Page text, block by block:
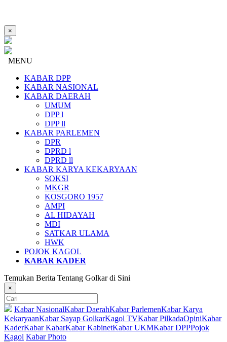
×
MENU
KABAR DPP
KABAR NASIONAL
KABAR DAERAH
UMUM
DPP l
DPP ll
KABAR PARLEMEN
DPR
DPRD l
DPRD ll
KABAR KARYA KEKARYAAN
SOKSI
MKGR
KOSGORO 1957
AMPI
AL HIDAYAH
MDI
SATKAR ULAMA
HWK
POJOK KAGOL
KABAR KADER
Temukan Berita Tentang Golkar di Sini
×
Kabar NasionalKabar DaerahKabar ParlemenKabar Karya
KekaryaanKabar Sayap GolkarKagol TVKabar PilkadaOpiniKabar
KaderKabar KabarKabar KabinetKabar UKMKabar DPPPojok
Kagol Kabar Photo